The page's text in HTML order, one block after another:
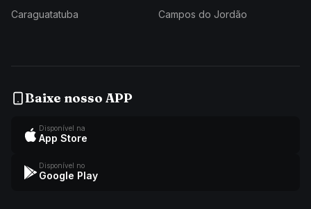
Caraguatatuba Campos do Jordão
Baixe nosso APP
Disponível na
App Store
Disponível no
Google Play